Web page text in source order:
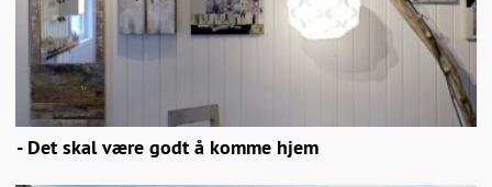
- Det skal være godt å komme hjem